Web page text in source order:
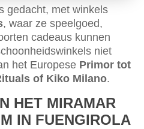
gedacht, met winkels
, waar ze speelgoed,
cadeaus kunnen
niet
het Europese Primor tot
of Kiko Milano.
HET MIRAMAR
IN FUENGIROLA